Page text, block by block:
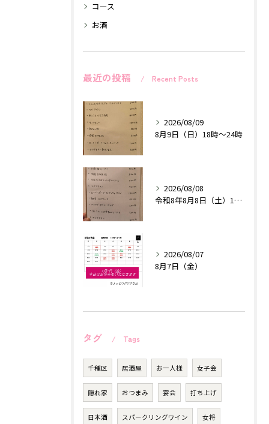
コース
お酒
最近の投稿 Recent Posts
2026/08/09
8月9日（日）18時〜24時
2026/08/08
令和8年8月8日（土）18時〜24時
2026/08/07
8月7日（金）
タグ Tags
千種区 居酒屋 お一人様 女子会
隠れ家 おつまみ 宴会 打ち上げ
日本酒 スパークリングワイン 女将